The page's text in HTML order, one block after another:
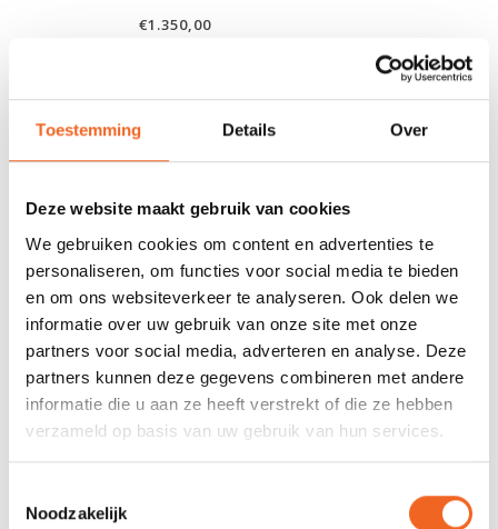
Toestemming Details Over
Deze website maakt gebruik van cookies
We gebruiken cookies om content en advertenties te
personaliseren, om functies voor social media te bieden
en om ons websiteverkeer te analyseren. Ook delen we
informatie over uw gebruik van onze site met onze
partners voor social media, adverteren en analyse. Deze
partners kunnen deze gegevens combineren met andere
informatie die u aan ze heeft verstrekt of die ze hebben
verzameld op basis van uw gebruik van hun services.
Noodzakelijk
€1.350,00
Nieuw!
NELO VANQUISH 560 ML, AIR
€5.050,00 €2.500,00